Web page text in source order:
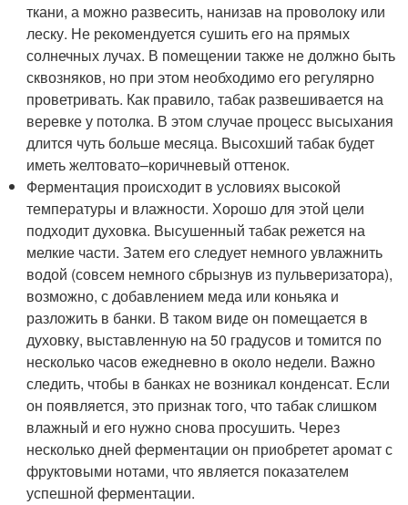
ткани, а можно развесить, нанизав на проволоку или
леску. Не рекомендуется сушить его на прямых
солнечных лучах. В помещении также не должно быть
сквозняков, но при этом необходимо его регулярно
проветривать. Как правило, табак развешивается на
веревке у потолка. В этом случае процесс высыхания
длится чуть больше месяца. Высохший табак будет
иметь желтовато–коричневый оттенок.
Ферментация происходит в условиях высокой
температуры и влажности. Хорошо для этой цели
подходит духовка. Высушенный табак режется на
мелкие части. Затем его следует немного увлажнить
водой (совсем немного сбрызнув из пульверизатора),
возможно, с добавлением меда или коньяка и
разложить в банки. В таком виде он помещается в
духовку, выставленную на 50 градусов и томится по
несколько часов ежедневно в около недели. Важно
следить, чтобы в банках не возникал конденсат. Если
он появляется, это признак того, что табак слишком
влажный и его нужно снова просушить. Через
несколько дней ферментации он приобретет аромат с
фруктовыми нотами, что является показателем
успешной ферментации.